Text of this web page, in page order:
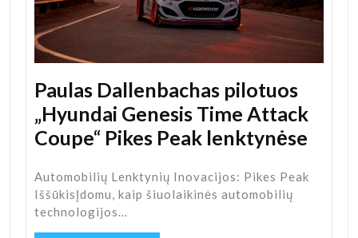
Paulas Dallenbachas pilotuos
„Hyundai Genesis Time Attack
Coupe“ Pikes Peak lenktynėse
Automobilių Lenktynių Inovacijos: Pikes Peak
IššūkisĮdomu, kaip šiuolaikinės automobilių
technologijos…